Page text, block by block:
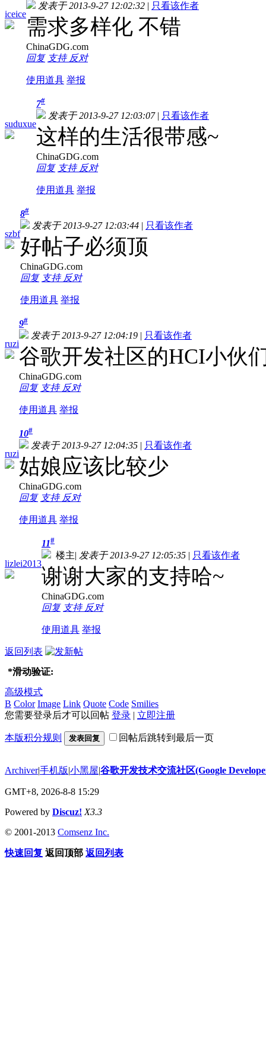
iceice
发表于 2013-9-27 12:02:32 | 只看该作者
需求多样化 不错
ChinaGDG.com
回复 支持 反对
使用道具 举报
suduxue
7#
发表于 2013-9-27 12:03:07 | 只看该作者
这样的生活很带感~
ChinaGDG.com
回复 支持 反对
使用道具 举报
szbf
8#
发表于 2013-9-27 12:03:44 | 只看该作者
好帖子必须顶
ChinaGDG.com
回复 支持 反对
使用道具 举报
ruzi
9#
发表于 2013-9-27 12:04:19 | 只看该作者
谷歌开发社区的HCI小伙
ChinaGDG.com
回复 支持 反对
使用道具 举报
ruzi
10#
发表于 2013-9-27 12:04:35 | 只看该作者
姑娘应该比较少
ChinaGDG.com
回复 支持 反对
使用道具 举报
lizlei2013
11#
楼主| 发表于 2013-9-27 12:05:35 | 只看该作者
谢谢大家的支持哈~
ChinaGDG.com
回复 支持 反对
使用道具 举报
返回列表
*滑动验证:
高级模式
B Color Image Link Quote Code Smilies
您需要登录后才可以回帖 登录 | 立即注册
本版积分规则 发表回复 回帖后跳转到最后一页
Archiver|手机版|小黑屋|谷歌开发技术交流社区(Google
GMT+8, 2026-8-8 15:29
Powered by Discuz! X3.3
© 2001-2013 Comsenz Inc.
快速回复 返回顶部 返回列表